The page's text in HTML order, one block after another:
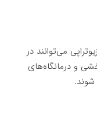
می‌توانند در
و درمانگاه‌های